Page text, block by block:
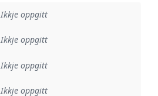
Ikkje oppgitt
:
Ikkje oppgitt
Ikkje oppgitt
:
Ikkje oppgitt